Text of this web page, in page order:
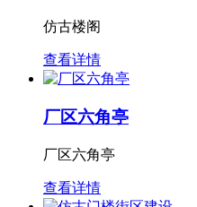
仿古楼阁
查看详情
厂区六角亭
厂区六角亭
查看详情